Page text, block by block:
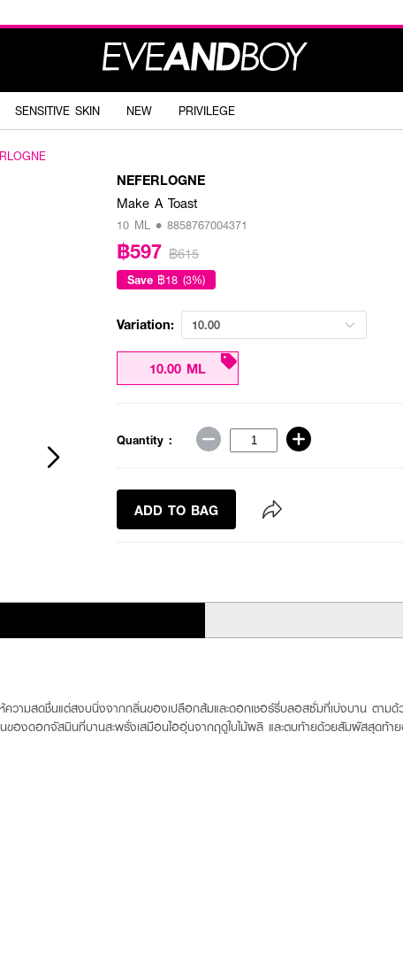
SENSITIVE SKIN NEW PRIVILEGE
NEFERLOGNE
Make A Toast
10 ML • 8858767004371
฿597 ฿615
Save ฿18 (3%)
Variation: 10.00
10.00 ML
Quantity :
ADD TO BAG
วามสดชื่นแต่สงบนิ่งจากกลิ่นของเปลือกส้มและดอกเชอร์รี่บลอสซั่มที่เบ่งบาน ต
งดอกจัสมินที่บานสะพรั่งเสมือนไออุ่นจากฤดูใบไม้ผลิ และตบท้ายด้วยสัมผัสสุดท้าย